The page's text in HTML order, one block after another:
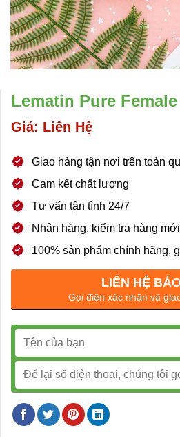
Lematin Pure
Giá: Liên Hệ
Giao hàng tận nơi trên toàn
Cam kết chất lượng
Tư vấn tận tình 24/7
Nhận hàng, kiểm tra hàng
100% sản phẩm chính hãng,
LIÊN HỆ
Gọi điện xác nhận và